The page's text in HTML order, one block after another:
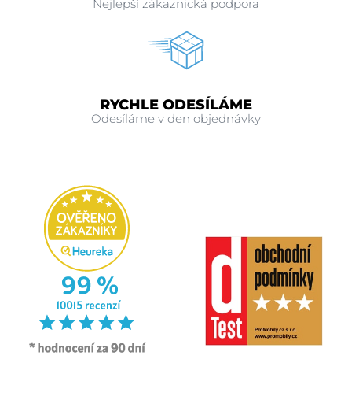
Nejlepší zákaznická podpora
RYCHLE ODESÍLÁME
Odesíláme v den objednávky